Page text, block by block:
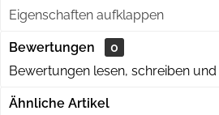
Eigenschaften aufklappen
Bewertungen
0
Bewertungen lesen, schreiben und
Ähnliche Artikel